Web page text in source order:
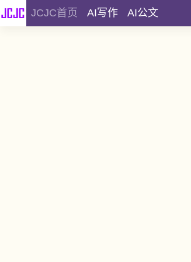
JCJC首页 AI写作 AI公文